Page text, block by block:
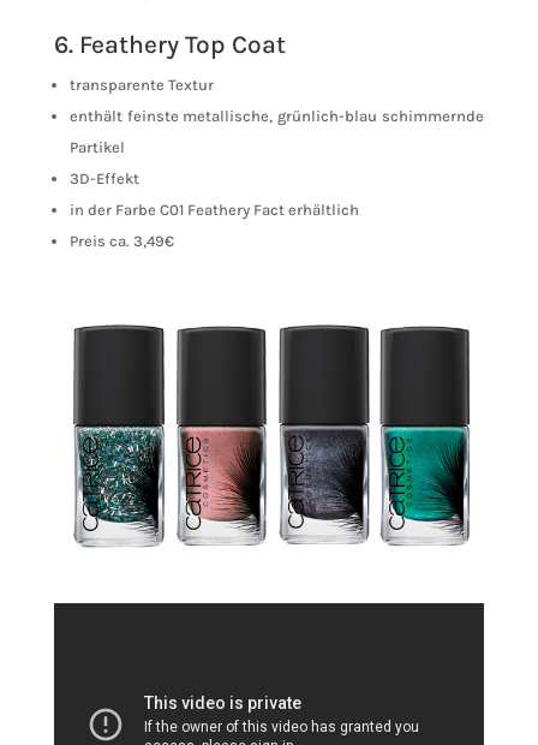
6. Feathery Top Coat
transparente Textur
enthält feinste metallische, grünlich-blau schimmernde
Partikel
3D-Effekt
in der Farbe C01 Feathery Fact erhältlich
Preis ca. 3,49€